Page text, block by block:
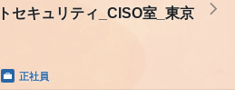
セキュリティ_CISO室_東京
正社員